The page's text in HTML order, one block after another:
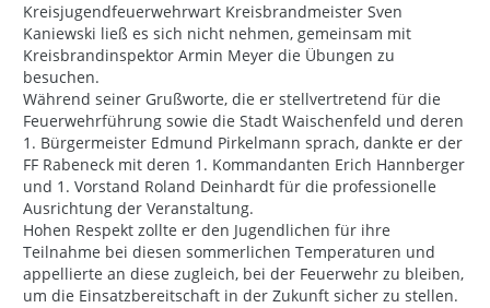
Kreisjugendfeuerwehrwart Kreisbrandmeister Sven
Kaniewski ließ es sich nicht nehmen, gemeinsam mit
Kreisbrandinspektor Armin Meyer die Übungen zu
besuchen.
Während seiner Grußworte, die er stellvertretend für die
Feuerwehrführung sowie die Stadt Waischenfeld und deren
1. Bürgermeister Edmund Pirkelmann sprach, dankte er der
FF Rabeneck mit deren 1. Kommandanten Erich Hannberger
und 1. Vorstand Roland Deinhardt für die professionelle
Ausrichtung der Veranstaltung.
Hohen Respekt zollte er den Jugendlichen für ihre
Teilnahme bei diesen sommerlichen Temperaturen und
appellierte an diese zugleich, bei der Feuerwehr zu bleiben,
um die Einsatzbereitschaft in der Zukunft sicher zu stellen.